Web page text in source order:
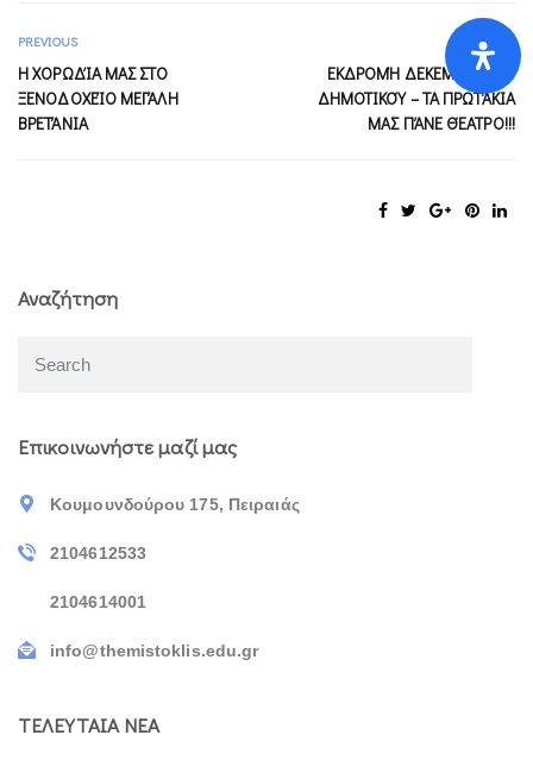
PREVIOUS
Η ΧΟΡΩΔΊΑ ΜΑΣ ΣΤΟ
ΞΕΝΟΔΟΧΕΊΟ ΜΕΓΆΛΗ
ΒΡΕΤΆΝΙΑ
NEXT
ΕΚΔΡΟΜΉ ΔΕΚΕΜΒΡΊΟΥ Α’
ΔΗΜΟΤΙΚΟΎ – ΤΑ ΠΡΩΤΆΚΙΑ
ΜΑΣ ΠΆΝΕ ΘΈΑΤΡΟ!!!
Αναζήτηση
Επικοινωνήστε μαζί μας
Κουμουνδούρου 175, Πειραιάς
2104612533
2104614001
info@themistoklis.edu.gr
ΤΕΛΕΥΤΑΙΑ ΝΕΑ